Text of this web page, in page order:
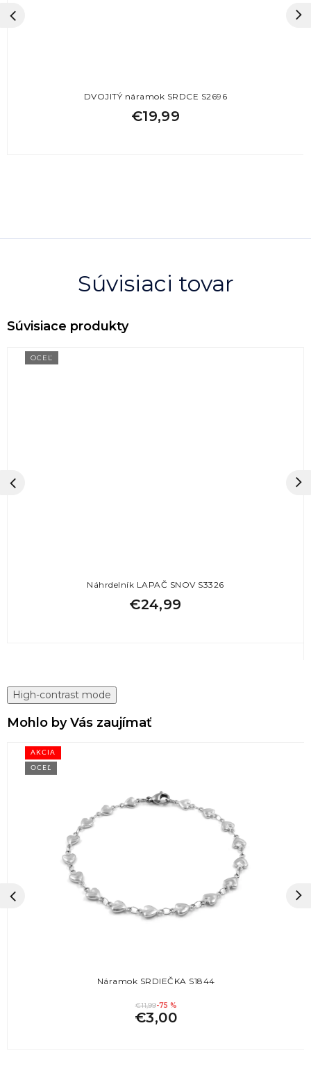
Súvisiaci tovar
OCEĽ
Náhrdelník LAPAČ SNOV S3326
€24,99
DVOJITÝ náramok SRDCE S2696
€19,99
High-contrast mode
Mohlo by Vás zaujímať
AKCIA
OCEĽ
Náramok SRDIEČKA S1844
€11,99-75 %
€3,00